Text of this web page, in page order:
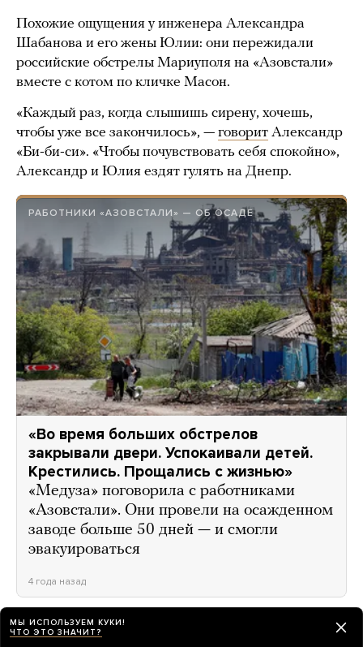
Похожие ощущения у инженера Александра
Шабанова и его жены Юлии: они пережидали
российские обстрелы Мариуполя на «Азовстали»
вместе с котом по кличке Масон.
«Каждый раз, когда слышишь сирену, хочешь,
чтобы уже все закончилось», — говорит Александр
«Би-би-си». «Чтобы почувствовать себя спокойно»,
Александр и Юлия ездят гулять на Днепр.
РАБОТНИКИ «АЗОВСТАЛИ» — ОБ ОСАДЕ
«Во время больших обстрелов
закрывали двери. Успокаивали детей.
Крестились. Прощались с жизнью»
«Медуза» поговорила с работниками
«Азовстали». Они провели на осажденном
заводе больше 50 дней — и смогли
эвакуироваться
4 года назад
* * *
МЫ ИСПОЛЬЗУЕМ КУКИ!
ЧТО ЭТО ЗНАЧИТ?